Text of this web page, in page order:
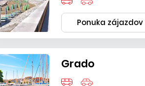
Ponuka zájazdov
Grado